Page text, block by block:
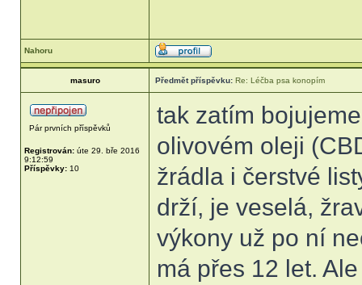
Nahoru
masuro Předmět příspěvku: Re: Léčba psa konopím
Pár prvních příspěvků
Registrován: úte 29. bře 2016
9:12:59
Příspěvky: 10
tak zatím
olivovém oleji
žrádla i čerstvé
drží, je veselá,
výkony už po ní
má přes 12 let.